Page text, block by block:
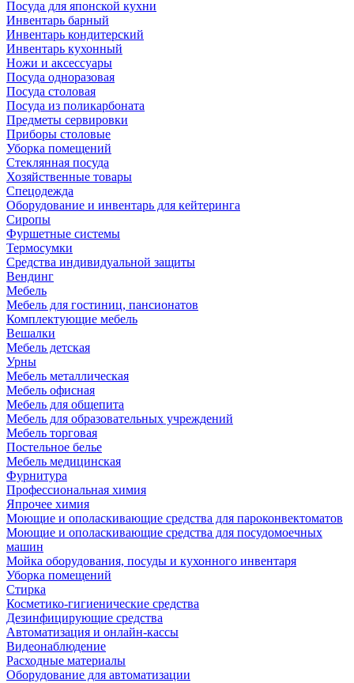
Посуда для японской кухни
Инвентарь барный
Инвентарь кондитерский
Инвентарь кухонный
Ножи и аксессуары
Посуда одноразовая
Посуда столовая
Посуда из поликарбоната
Предметы сервировки
Приборы столовые
Уборка помещений
Стеклянная посуда
Хозяйственные товары
Спецодежда
Оборудование и инвентарь для кейтеринга
Сиропы
Фуршетные системы
Термосумки
Средства индивидуальной защиты
Вендинг
Мебель
Мебель для гостиниц, пансионатов
Комплектующие мебель
Вешалки
Мебель детская
Урны
Мебель металлическая
Мебель офисная
Мебель для общепита
Мебель для образовательных учреждений
Мебель торговая
Постельное белье
Мебель медицинская
Фурнитура
Профессиональная химия
Япрочее химия
Моющие и ополаскивающие средства для пароконвектоматов
Моющие и ополаскивающие средства для посудомоечных
машин
Мойка оборудования, посуды и кухонного инвентаря
Уборка помещений
Стирка
Косметико-гигиенические средства
Дезинфицирующие средства
Автоматизация и онлайн-кассы
Видеонаблюдение
Расходные материалы
Оборудование для автоматизации